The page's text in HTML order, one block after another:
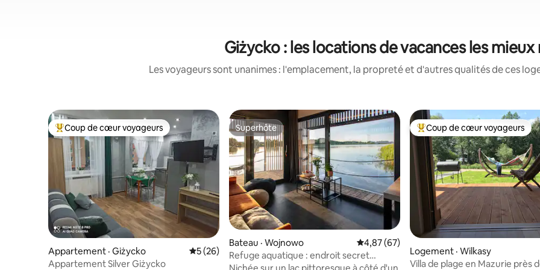
Giżycko : les locations de vacances les
Les voyageurs sont unanimes : l'emplacement, la propreté et d'autres qualités de ces
Coup de cœur voyageurs parmi les plus aimés
Coup de cœur voyageurs
Appartement · Giżycko Note moyenne de 5 sur 5, 26 commentaires
5 (26)
Appartement Silver Giżycko
Superhôte
Superhôte
Bateau · Wojnowo Note moyenne de 4,87 sur 5, 67
4,87 (67)
Refuge aquatique : endroit secret
flottant en Mazurie n° 1
Coup de cœur voyageurs
Coup de cœur voyageurs
Logement · Wilkasy
Villa de plage en Mazurie près